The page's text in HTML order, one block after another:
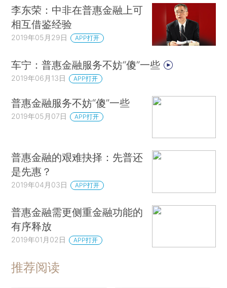
李东荣：中非在普惠金融上可
相互借鉴经验
2019年05月29日 APP打开
车宁：普惠金融服务不妨“傻”一些
2019年06月13日 APP打开
普惠金融服务不妨“傻”一些
2019年05月07日 APP打开
普惠金融的艰难抉择：先普还
是先惠？
2019年04月03日 APP打开
普惠金融需更侧重金融功能的
有序释放
2019年01月02日 APP打开
推荐阅读